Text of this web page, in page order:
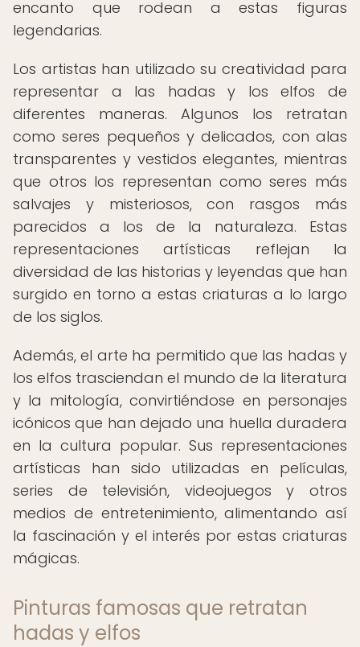
encanto que rodean a estas figuras
legendarias.
Los artistas han utilizado su creatividad para
representar a las hadas y los elfos de
diferentes maneras. Algunos los retratan
como seres pequeños y delicados, con alas
transparentes y vestidos elegantes, mientras
que otros los representan como seres más
salvajes y misteriosos, con rasgos más
parecidos a los de la naturaleza. Estas
representaciones artísticas reflejan la
diversidad de las historias y leyendas que han
surgido en torno a estas criaturas a lo largo
de los siglos.
Además, el arte ha permitido que las hadas y
los elfos trasciendan el mundo de la literatura
y la mitología, convirtiéndose en personajes
icónicos que han dejado una huella duradera
en la cultura popular. Sus representaciones
artísticas han sido utilizadas en películas,
series de televisión, videojuegos y otros
medios de entretenimiento, alimentando así
la fascinación y el interés por estas criaturas
mágicas.
Pinturas famosas que retratan
hadas y elfos